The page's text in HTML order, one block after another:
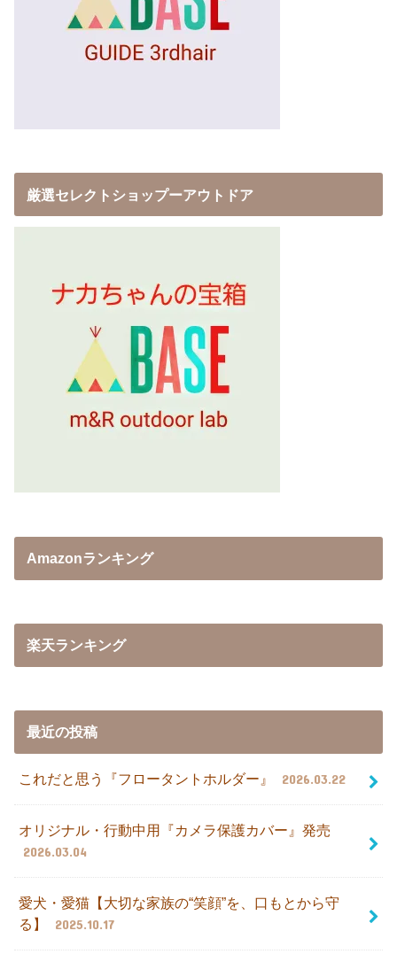
厳選セレクトショップーアウトドア
Amazonランキング
楽天ランキング
最近の投稿
これだと思う『フロータントホルダー』 2026.03.22
オリジナル・行動中用『カメラ保護カバー』発売
2026.03.04
愛犬・愛猫【大切な家族の“笑顔”を、口もとから守
る】
2025.10.17